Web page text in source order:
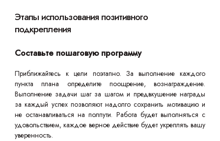
Этапы использования позитивного
подкрепления
Составьте пошаговую программу
Приближайтесь к цели поэтапно. За выполнение каждого
пункта плана определите поощрение, вознаграждение.
Выполнение задачи шаг за шагом и предвкушение награды
за каждый успех позволяют надолго сохранить мотивацию и
не останавливаться на полпути. Работа будет выполняться с
удовольствием, каждое верное действие будет укреплять вашу
уверенность.